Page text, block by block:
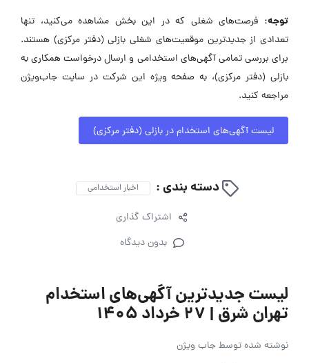
توجه: فرصت‌های شغلی که در این بخش مشاهده می‌کنید، تنها
تعدادی از جدیدترین موقعیت‌های شغلی بازلی (دفتر مرکزی) هستند.
برای بررسی تمامی آگهی‌های استخدامی و ارسال درخواست همکاری به
بازلی (دفتر مرکزی)، به صفحه ویژه این شرکت در سایت جاب‌ویژن
مراجعه کنید.
لیست آگهی‌های استخدام در بازلی (دفتر مرکزی)
دسته بندی : اخبار استخدامی
اشتراک گذاری
بدون دیدگاه
لیست جدیدترین آگهی‌های استخدام
تهران شرق | ۲۷ خرداد ۱۴۰۵
نوشته شده توسطجاب ویژن